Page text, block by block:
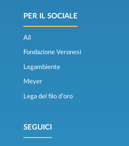
PER IL SOCIALE
Ail
Fondazione Veronesi
Legambiente
Meyer
Lega del filo d’oro
SEGUICI